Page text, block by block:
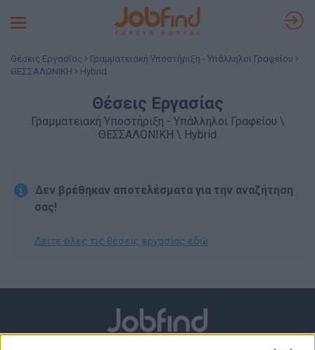
Toggle
Θέσεις Εργασίας
Γραμματειακή Υποστήριξη - Υπάλληλοι Γραφείου
ΘΕΣΣΑΛΟΝΙΚΗ
Hybrid
Θέσεις Εργασίας
Γραμματειακή Υποστήριξη - Υπάλληλοι Γραφείου \
ΘΕΣΣΑΛΟΝΙΚΗ \ Hybrid
Δεν βρέθηκαν αποτελέσματα για την αναζήτηση
σας!
Δείτε όλες τις θέσεις εργασίας εδώ